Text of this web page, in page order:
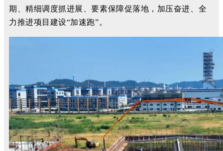
期、精细调度抓进展、要素保障促落地，加压奋进、全
力推进项目建设“加速跑”。